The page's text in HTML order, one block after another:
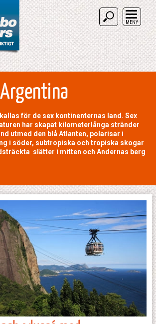
MENY
för de sex kontinenternas land. Sex
har skapat kilometerlånga stränder
utmed den blå Atlanten, polarisar i
i söder, subtropiska och tropiska skogar
slätter i mitten och Andernas berg